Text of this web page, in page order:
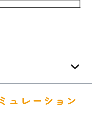
ュレーション